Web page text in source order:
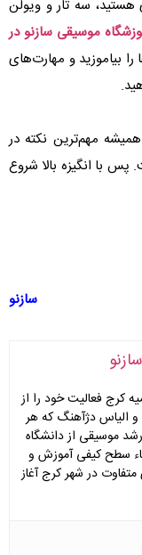
هستید، سه تار و ویولن
موسیقی سازنو در
بیاموزید و مهارت‌های
مهم‌ترین نکته در
با انگیزه بالا شروع
سازنو
کرج فعالیت خود را از
و الیاس دژآهنگ که هر
موسیقی از دانشگاه
سطح کیفی آموزش و
در شهر کرج آغاز